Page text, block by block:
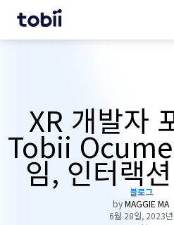
XR 개발자
Tobii
임, 인터랙
블로그
byMAGGIE MA
6월 28일, 2023년